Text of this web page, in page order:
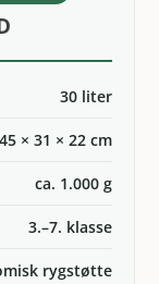
30 liter
45 × 31 × 22 cm
ca. 1.000 g
3.–7. klasse
rygstøtte